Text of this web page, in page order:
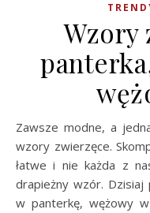
Wzory
Zawsze modne, a jednak rzadko noszone są ubrania we
wzory zwierzęce.
łatwe i nie każda z
drapieżny wzór. Dzisiaj
w panterkę, wężowy